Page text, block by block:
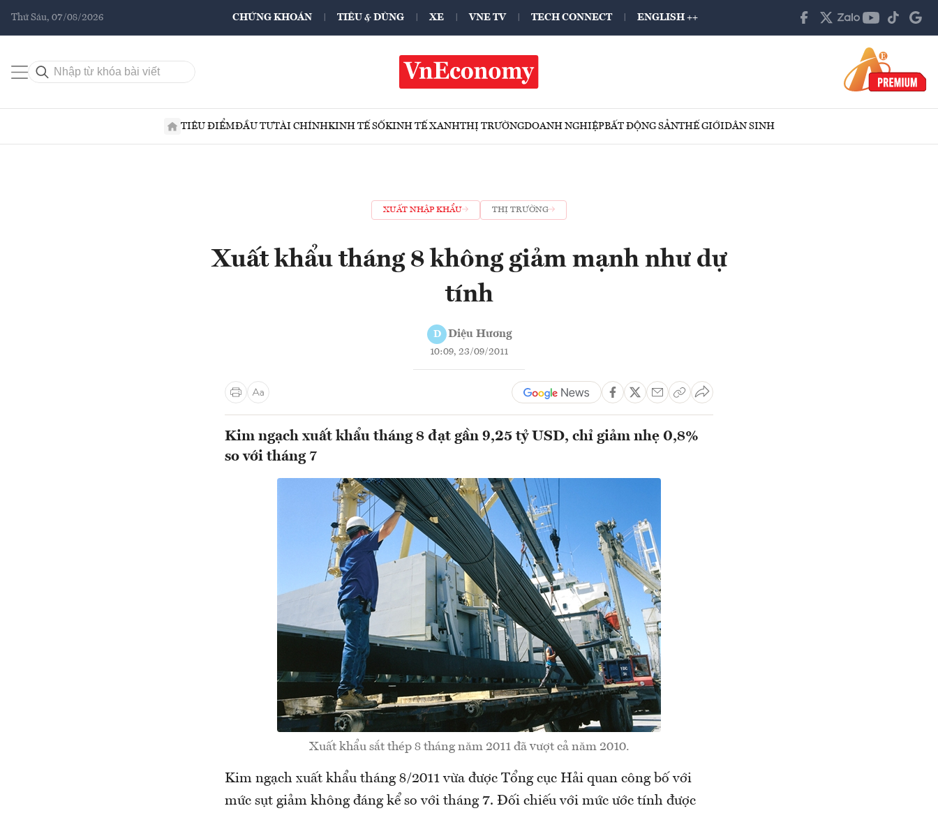
Thứ Sáu, 07/08/2026 CHỨNG KHOÁN TIÊU & DÙNG XE VNE TV TECH CONNECT ENGLISH ++
TIÊU ĐIỂMĐẦU TƯTÀI CHÍNHKINH TẾ SỐKINH TẾ XANHTHỊ TRƯỜNGDOANH NGHIỆPBẤT ĐỘNG SẢNTHẾ GIỚIDÂN SINH
XUẤT NHẬP KHẨU THỊ TRƯỜNG
Xuất khẩu tháng 8 không giảm mạnh như dự
tính
D Diệu Hương
10:09, 23/09/2011
Kim ngạch xuất khẩu tháng 8 đạt gần 9,25 tỷ USD, chỉ giảm nhẹ 0,8%
so với tháng 7
Xuất khẩu sắt thép 8 tháng năm 2011 đã vượt cả năm 2010.
Kim ngạch xuất khẩu tháng 8/2011 vừa được Tổng cục Hải quan công bố với
mức sụt giảm không đáng kể so với tháng 7. Đối chiếu với mức ước tính được